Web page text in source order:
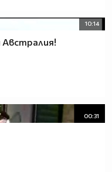
10:14
Австралия!
00:31